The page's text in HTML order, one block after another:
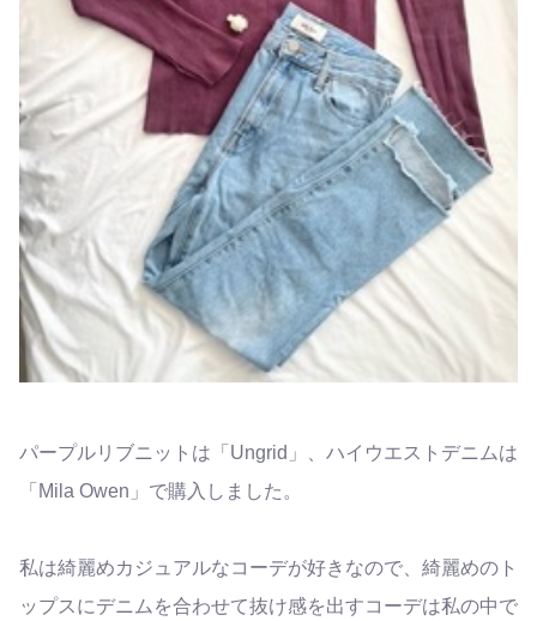
パープルリブニットは「Ungrid」、ハイウエストデニムは
「Mila Owen」で購入しました。
私は綺麗めカジュアルなコーデが好きなので、綺麗めのト
ップスにデニムを合わせて抜け感を出すコーデは私の中で